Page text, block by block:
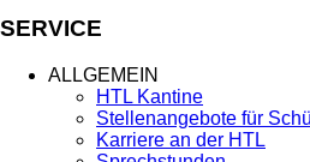
SERVICE
ALLGEMEIN
HTL Kantine
Stellenangebote für
Karriere an der HTL